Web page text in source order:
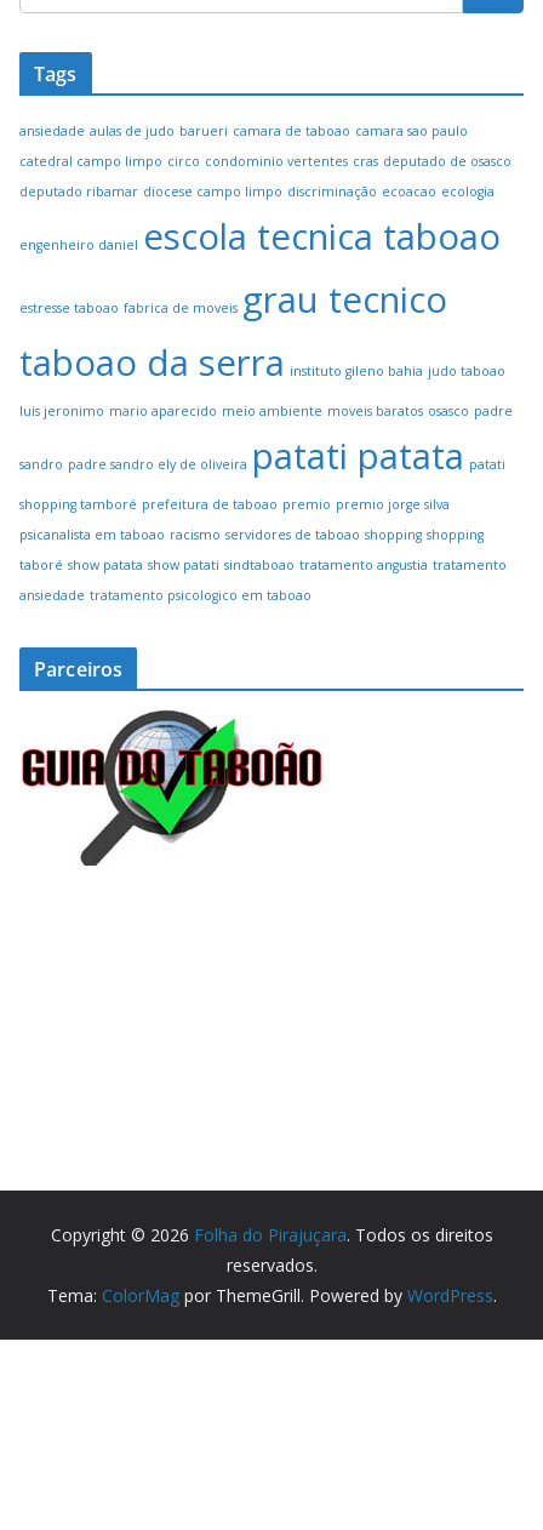
Tags
ansiedade aulas de judo barueri camara de taboao camara sao paulo
catedral campo limpo circo condominio vertentes cras deputado de osasco
deputado ribamar diocese campo limpo discriminação ecoacao ecologia
engenheiro daniel escola tecnica taboao
estresse taboao fabrica de moveis grau tecnico
taboao da serra instituto gileno bahia judo taboao
luis jeronimo mario aparecido meio ambiente moveis baratos osasco padre
sandro padre sandro ely de oliveira patati patata patati
shopping tamboré prefeitura de taboao premio premio jorge silva
psicanalista em taboao racismo servidores de taboao shopping shopping
taboré show patata show patati sindtaboao tratamento angustia tratamento
ansiedade tratamento psicologico em taboao
Parceiros
Copyright © 2026 Folha do Pirajuçara. Todos os direitos
reservados.
Tema: ColorMagpor ThemeGrill. Powered by WordPress.